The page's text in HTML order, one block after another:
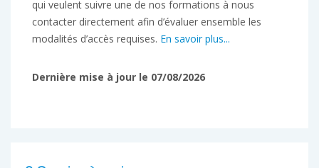
qui veulent suivre une de nos formations à nous
contacter directement afin d’évaluer ensemble les
modalités d’accès requises. En savoir plus...
Dernière mise à jour le 07/08/2026